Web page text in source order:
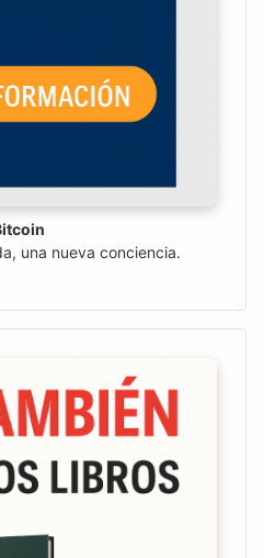
una nueva conciencia.